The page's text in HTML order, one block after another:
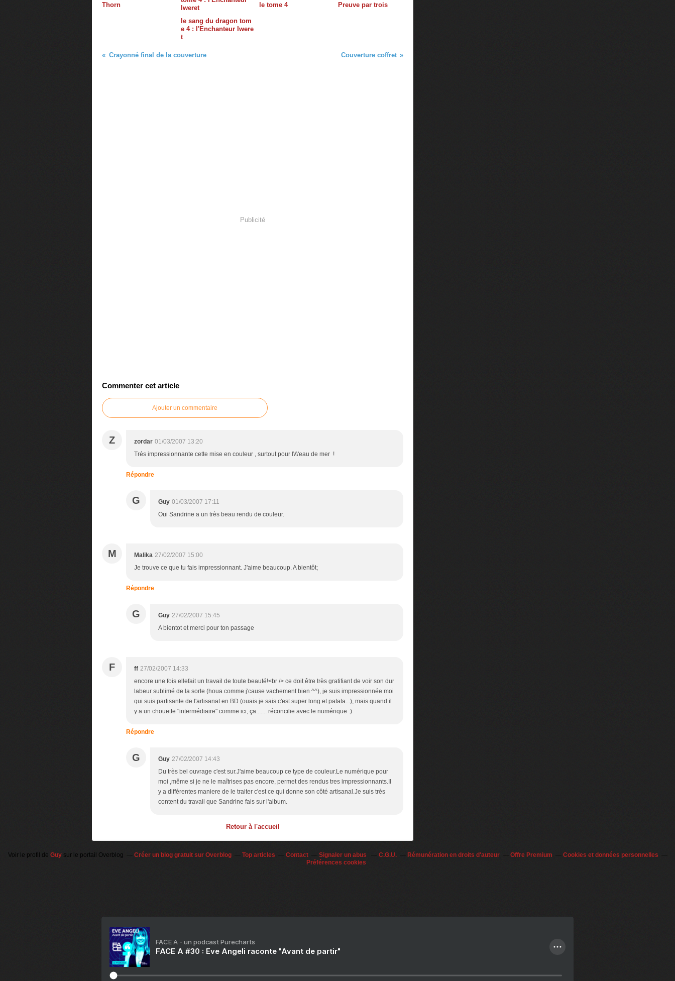
Thorn
le sang du dragon tom
e 4 : l'Enchanteur Iwere
t
le tome 4 Preuve par trois
Crayonné final de la couverture Couverture coffret
Publicité
Commenter cet article
Ajouter un commentaire
Z zordar 01/03/2007 13:20
Trés impressionnante cette mise en couleur , surtout pour l\\\'eau de mer !
Répondre
G Guy 01/03/2007 17:11
Oui Sandrine a un très beau rendu de couleur.
M Malika 27/02/2007 15:00
Je trouve ce que tu fais impressionnant. J'aime beaucoup. A bientôt;
Répondre
G Guy 27/02/2007 15:45
A bientot et merci pour ton passage
F ff 27/02/2007 14:33
encore une fois ellefait un travail de toute beauté!<br /> ce doit être très gratifiant de voir son dur
labeur sublimé de la sorte (houa comme j'cause vachement bien ^^), je suis impressionnée moi
qui suis partisante de l'artisanat en BD (ouais je sais c'est super long et patata...), mais quand il
y a un chouette "intermédiaire" comme ici, ça....... réconcilie avec le numérique :)
Répondre
G Guy 27/02/2007 14:43
Du très bel ouvrage c'est sur.J'aime beaucoup ce type de couleur.Le numérique pour
moi ,même si je ne le maîtrises pas encore, permet des rendus tres impressionnants.Il
y a différentes maniere de le traiter c'est ce qui donne son côté artisanal.Je suis très
content du travail que Sandrine fais sur l'album.
Retour à l'accueil
Voir le profil de Guysur le portail Overblog Créer un blog gratuit sur Overblog Top articles Contact Signaler un abus C.G.U. Rémunération en droits d'auteur Offre Premium
Cookies et données personnelles
Préférences cookies
FACE A - un podcast Purecharts
FACE A #30 : Eve Angeli raconte "Avant de partir"